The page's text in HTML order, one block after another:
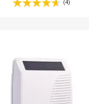
(4)